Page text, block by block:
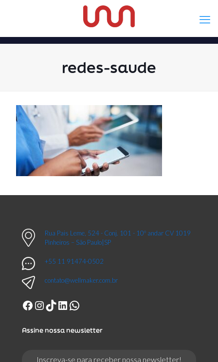
redes-saude
Rua Pais Leme, 524 - Conj. 101 - 10º andar CV 1019
Pinheiros – São Paulo|SP
+55 11 91474-0502
contato@wellmaker.com.br
Facebook
Instagram
TikTok
LinkedIn
WhatsApp
Assine nossa newsletter
Inscreva-se para receber nossa newsletter!